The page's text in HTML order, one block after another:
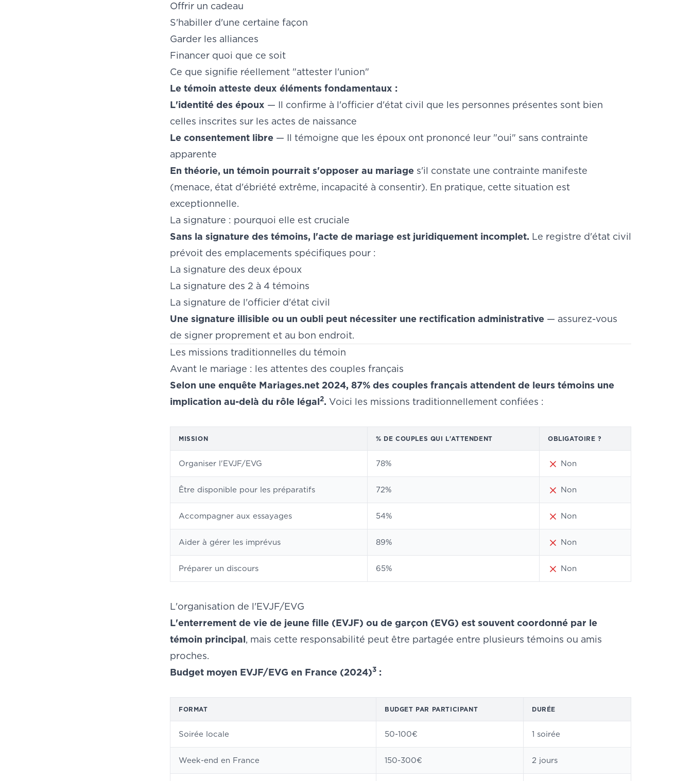
Offrir un cadeau
S'habiller d'une certaine façon
Garder les alliances
Financer quoi que ce soit
Ce que signifie réellement "attester l'union"
Le témoin atteste deux éléments fondamentaux :
L'identité des époux — Il confirme à l'officier d'état civil que les personnes présentes sont bien
celles inscrites sur les actes de naissance
Le consentement libre — Il témoigne que les époux ont prononcé leur "oui" sans contrainte
apparente
En théorie, un témoin pourrait s'opposer au mariage s'il constate une contrainte manifeste
(menace, état d'ébriété extrême, incapacité à consentir). En pratique, cette situation est
exceptionnelle.
La signature : pourquoi elle est cruciale
Sans la signature des témoins, l'acte de mariage est juridiquement incomplet. Le registre d'état civil
prévoit des emplacements spécifiques pour :
La signature des deux époux
La signature des 2 à 4 témoins
La signature de l'officier d'état civil
Une signature illisible ou un oubli peut nécessiter une rectification administrative — assurez-vous
de signer proprement et au bon endroit.
Les missions traditionnelles du témoin
Avant le mariage : les attentes des couples français
Selon une enquête Mariages.net 2024, 87% des couples français attendent de leurs témoins une
implication au-delà du rôle légal2. Voici les missions traditionnellement confiées :
MISSION % DE COUPLES QUI L'ATTENDENT OBLIGATOIRE ?
Organiser l'EVJF/EVG 78% Non
Être disponible pour les préparatifs 72% Non
Accompagner aux essayages 54% Non
Aider à gérer les imprévus 89% Non
Préparer un discours 65% Non
L'organisation de l'EVJF/EVG
L'enterrement de vie de jeune fille (EVJF) ou de garçon (EVG) est souvent coordonné par le
témoin principal, mais cette responsabilité peut être partagée entre plusieurs témoins ou amis
proches.
Budget moyen EVJF/EVG en France (2024)3 :
FORMAT BUDGET PAR PARTICIPANT DURÉE
Soirée locale 50-100€ 1 soirée
Week-end en France 150-300€ 2 jours